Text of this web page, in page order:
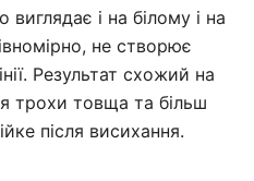
виглядає і на білому і на
не створює
Результат схожий на
трохи товща та більш
після висихання.